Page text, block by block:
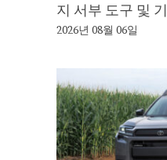
지 서부 도구 및
2026년 08월 06일